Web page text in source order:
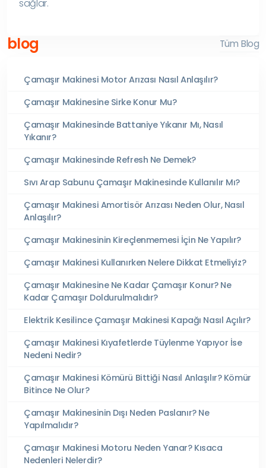
sağlar.
blog Tüm Blog
Çamaşır Makinesi Motor Arızası Nasıl Anlaşılır?
Çamaşır Makinesine Sirke Konur Mu?
Çamaşır Makinesinde Battaniye Yıkanır Mı, Nasıl
Yıkanır?
Çamaşır Makinesinde Refresh Ne Demek?
Sıvı Arap Sabunu Çamaşır Makinesinde Kullanılır Mı?
Çamaşır Makinesi Amortisör Arızası Neden Olur, Nasıl
Anlaşılır?
Çamaşır Makinesinin Kireçlenmemesi İçin Ne Yapılır?
Çamaşır Makinesi Kullanırken Nelere Dikkat Etmeliyiz?
Çamaşır Makinesine Ne Kadar Çamaşır Konur? Ne
Kadar Çamaşır Doldurulmalıdır?
Elektrik Kesilince Çamaşır Makinesi Kapağı Nasıl Açılır?
Çamaşır Makinesi Kıyafetlerde Tüylenme Yapıyor İse
Nedeni Nedir?
Çamaşır Makinesi Kömürü Bittiği Nasıl Anlaşılır? Kömür
Bitince Ne Olur?
Çamaşır Makinesinin Dışı Neden Paslanır? Ne
Yapılmalıdır?
Çamaşır Makinesi Motoru Neden Yanar? Kısaca
Nedenleri Nelerdir?